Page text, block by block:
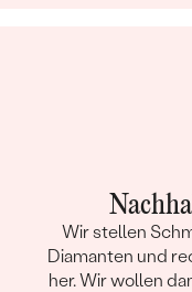
Wir stellen
Diamanten und
her. Wir wollen